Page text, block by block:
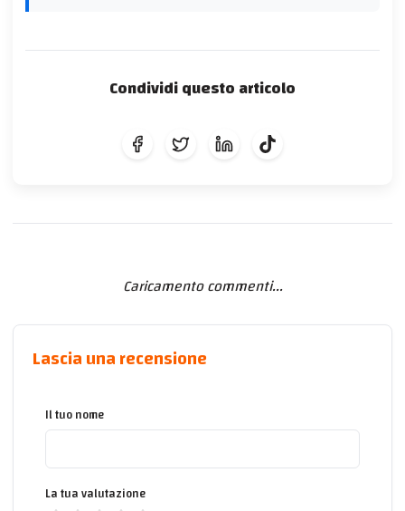
Condividi questo articolo
Caricamento commenti...
Lascia una recensione
Il tuo nome
La tua valutazione